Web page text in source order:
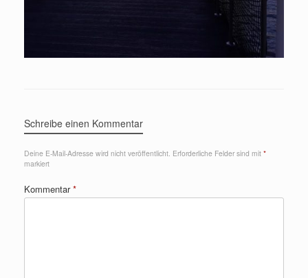
Schreibe einen Kommentar
Deine E-Mail-Adresse wird nicht veröffentlicht. Erforderliche Felder sind mit *
markiert
Kommentar*